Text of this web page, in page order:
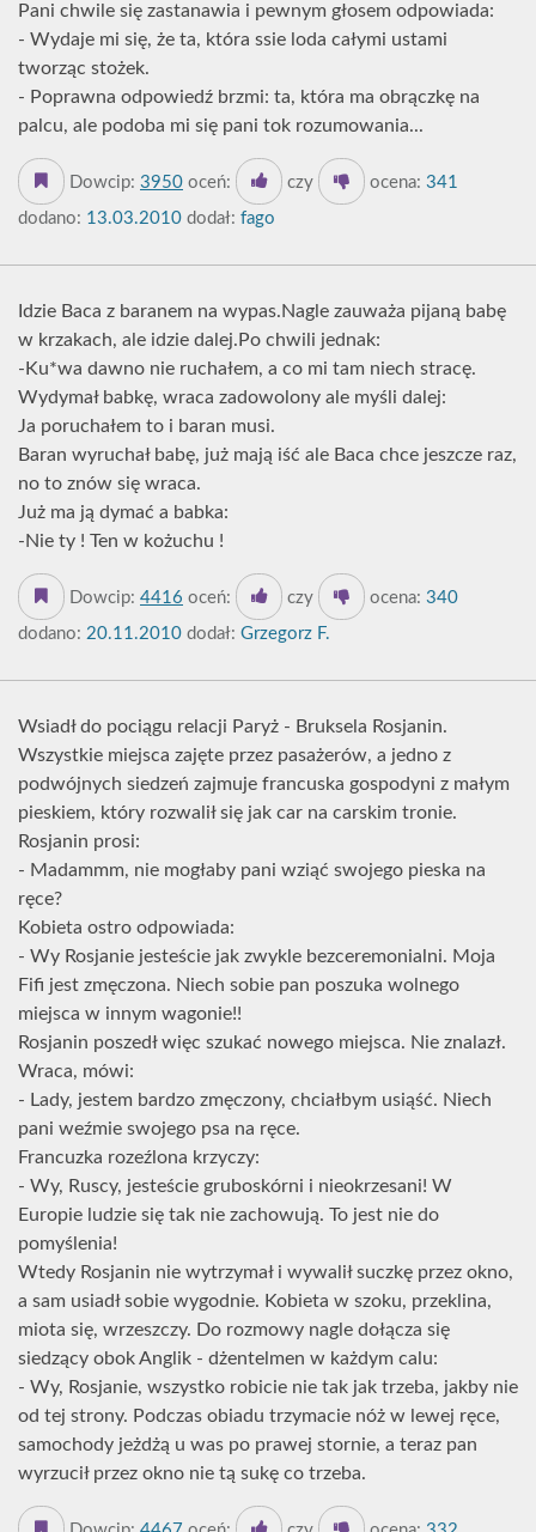
Pani chwile się zastanawia i pewnym głosem odpowiada:
- Wydaje mi się, że ta, która ssie loda całymi ustami
tworząc stożek.
- Poprawna odpowiedź brzmi: ta, która ma obrączkę na
palcu, ale podoba mi się pani tok rozumowania...
Dowcip: 3950 oceń: czy ocena: 341
dodano: 13.03.2010 dodał: fago
Idzie Baca z baranem na wypas.Nagle zauważa pijaną babę
w krzakach, ale idzie dalej.Po chwili jednak:
-Ku*wa dawno nie ruchałem, a co mi tam niech stracę.
Wydymał babkę, wraca zadowolony ale myśli dalej:
Ja poruchałem to i baran musi.
Baran wyruchał babę, już mają iść ale Baca chce jeszcze raz,
no to znów się wraca.
Już ma ją dymać a babka:
-Nie ty ! Ten w kożuchu !
Dowcip: 4416 oceń: czy ocena: 340
dodano: 20.11.2010 dodał: Grzegorz F.
Wsiadł do pociągu relacji Paryż - Bruksela Rosjanin.
Wszystkie miejsca zajęte przez pasażerów, a jedno z
podwójnych siedzeń zajmuje francuska gospodyni z małym
pieskiem, który rozwalił się jak car na carskim tronie.
Rosjanin prosi:
- Madammm, nie mogłaby pani wziąć swojego pieska na
ręce?
Kobieta ostro odpowiada:
- Wy Rosjanie jesteście jak zwykle bezceremonialni. Moja
Fifi jest zmęczona. Niech sobie pan poszuka wolnego
miejsca w innym wagonie!!
Rosjanin poszedł więc szukać nowego miejsca. Nie znalazł.
Wraca, mówi:
- Lady, jestem bardzo zmęczony, chciałbym usiąść. Niech
pani weźmie swojego psa na ręce.
Francuzka rozeźlona krzyczy:
- Wy, Ruscy, jesteście gruboskórni i nieokrzesani! W
Europie ludzie się tak nie zachowują. To jest nie do
pomyślenia!
Wtedy Rosjanin nie wytrzymał i wywalił suczkę przez okno,
a sam usiadł sobie wygodnie. Kobieta w szoku, przeklina,
miota się, wrzeszczy. Do rozmowy nagle dołącza się
siedzący obok Anglik - dżentelmen w każdym calu:
- Wy, Rosjanie, wszystko robicie nie tak jak trzeba, jakby nie
od tej strony. Podczas obiadu trzymacie nóż w lewej ręce,
samochody jeżdżą u was po prawej stornie, a teraz pan
wyrzucił przez okno nie tą sukę co trzeba.